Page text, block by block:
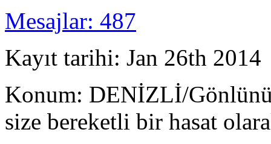
Mesajlar: 487
Kayıt tarihi: Jan 26th 2014
Konum: DENİZLİ/
size bereketli bir hasat